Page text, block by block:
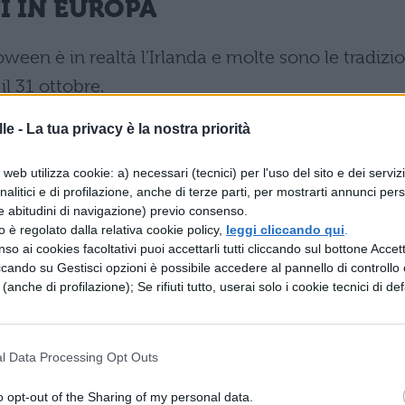
- La tua privacy è la nostra priorità
utilizza cookie: a) necessari (tecnici) per l'uso del sito e dei
e di profilazione, anche di terze parti, per mostrarti annunci
abitudini di navigazione) previo consenso.
è regolato dalla relativa cookie policy, leggi cliccando qui
ai cookies facoltativi puoi accettarli tutti cliccando sul bottone
su Gestisci opzioni è possibile accedere al pannello di controllo
di profilazione); Se rifiuti tutto, userai solo i cookie tecnici di
Data Processing Opt Outs
opt-out of the Sharing of my personal data.
IN EUROPA
è in realtà l’Irlanda e molte sono le
31 ottobre.
ancora gli antichi riti celtici, con
qui, comunque, si è diffusa la pratica del
con vicini e amici, alle quali non mancano
tradizionale della festa è ilBarm Brack, un
marmellata e burro. Di solito, si usa
anello
mentre chi prende la fetta con l’anello si